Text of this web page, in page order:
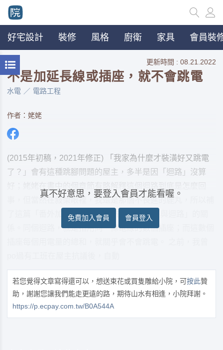
好宅設計 裝修 風格 廚衛 家具 會員裝
更新時間 : 08.21.2022
不是加延長線或插座，就不會跳電
水電 電路工程
作者：姥姥
(2015年初稿，2021年修正) 「我家為什麼才裝潢好又跳電
了？」會有這種跳腳問題的屋主，多半是因「迴路」沒算
事，但當然在敍榮眼裡，我還是那個不長進的鹿丸，所以補
了這篇「番外加強說明篇」。 先解釋「插座與迴路」的關
係。同個迴路，就是指用同一條電線的數個插座；而這數個
真不好意思，要登入會員才能看喔。
免費加入會員 會員登入
若您覺得文章寫得還可以，想送束花或買隻雕給小院，可按此贊
助，謝謝您讓我們能走更遠的路，期待山水有相逢，小院拜謝。
https://p.ecpay.com.tw/B0A544A